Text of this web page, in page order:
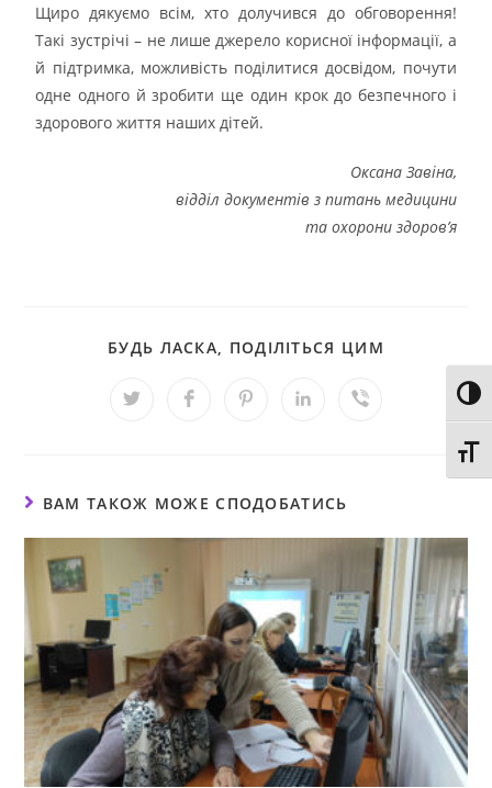
Щиро дякуємо всім, хто долучився до обговорення!
Такі зустрічі – не лише джерело корисної інформації, а
й підтримка, можливість поділитися досвідом, почути
одне одного й зробити ще один крок до безпечного і
здорового життя наших дітей.
Оксана Завіна,
відділ документів з питань медицини
та охорони здоров’я
БУДЬ ЛАСКА, ПОДІЛІТЬСЯ ЦИМ
ВАМ ТАКОЖ МОЖЕ СПОДОБАТИСЬ